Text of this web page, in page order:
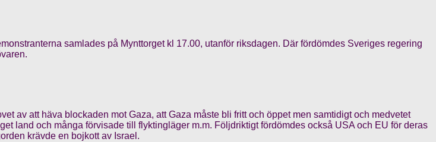
samlades på Mynttorget kl 17.00, utanför riksdagen. Där fördömdes Sveriges regering
av att häva blockaden mot Gaza, att Gaza måste bli fritt och öppet men samtidigt och medvetet
land och många förvisade till flyktingläger m.m. Följdriktigt fördömdes också USA och EU för deras
krävde en bojkott av Israel.